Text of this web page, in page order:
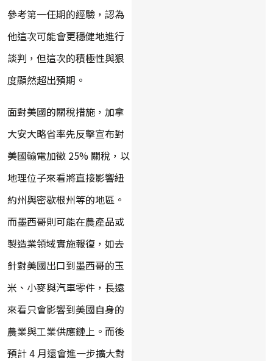
參考第一任期的經驗，認為
他這次可能會更穩健地進行
談判，但這次的積極性與狠
度顯然超出預期。
面對美國的關稅措施，加拿
大安大略省率先反擊宣布對
美國輸電加徵 25% 關稅，以
地理位子來看將直接影響紐
約州與密歇根州等的地區。
而墨西哥則可能在農產品或
製造業領域實施報復，如去
針對美國出口到墨西哥的玉
米、小麥與汽車零件，長遠
來看只會影響到美國自身的
農業與工業供應鏈上。而後
預計 4 月還會進一步擴大對